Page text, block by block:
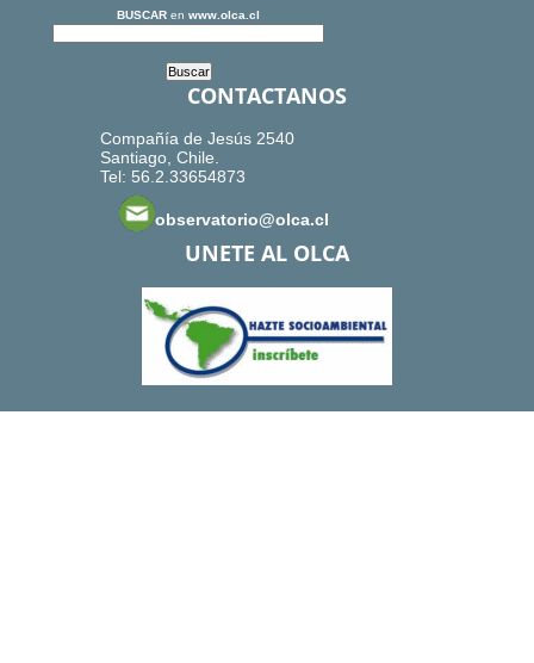
BUSCAR en www.olca.cl
CONTACTANOS
Compañía de Jesús 2540
Santiago, Chile.
Tel: 56.2.33654873
observatorio@olca.cl
UNETE AL OLCA